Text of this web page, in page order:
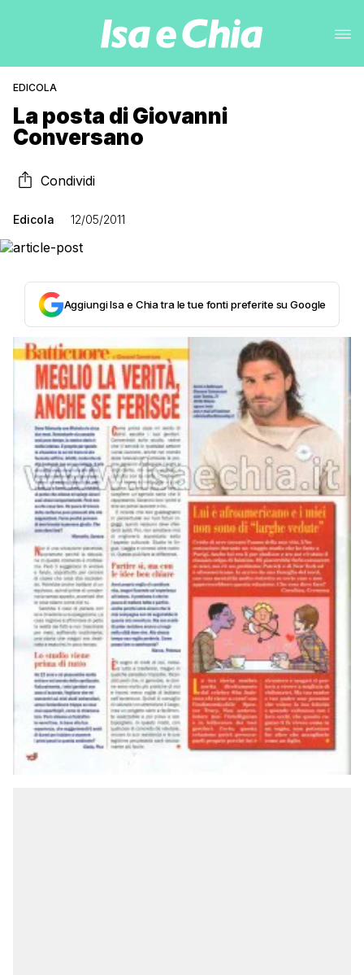
EDICOLA
La posta di Giovanni
Conversano
Condividi
Edicola 12/05/2011
Aggiungi Isa e Chia tra le tue fonti preferite su Google